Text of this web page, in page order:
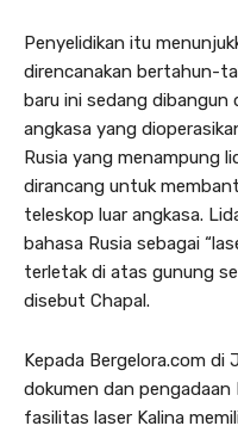
Penyelidikan itu
direncanakan bertahun-
baru ini sedang dibangun
angkasa yang
Rusia yang menampung
dirancang untuk
teleskop luar angkasa.
bahasa Rusia sebagai
terletak di atas gunung
disebut Chapal.
Kepada Bergelora.com di
dokumen dan pengadaan
fasilitas laser Kalina